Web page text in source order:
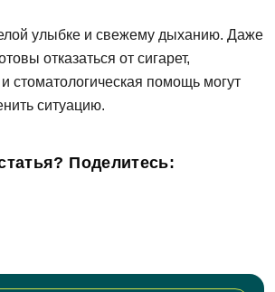
улыбке и свежему дыханию. Даже
отказаться от сигарет,
стоматологическая помощь могут
ситуацию.
Поделитесь: